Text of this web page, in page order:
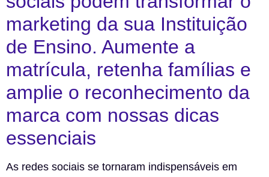
marketing da sua Instituição
de Ensino. Aumente a
matrícula, retenha famílias e
amplie o reconhecimento da
marca com nossas dicas
essenciais
As redes sociais se tornaram indispensáveis em